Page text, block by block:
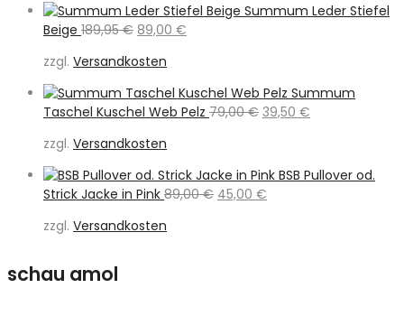
Summum Leder Stiefel
Beige 189,95€ Ursprünglicher
war:
189,95 €
89,00 €
89,00 €.
zzgl. Versandkosten
Summum
Taschel Kuschel Web Pelz 79,00€ Ursprünglicher
79,00 €
39,50 €
39,50 €.
zzgl. Versandkosten
BSB Pullover od.
Strick Jacke in Pink 89,00€ Ursprünglicher
45,00 €
zzgl. Versandkosten
schau amol